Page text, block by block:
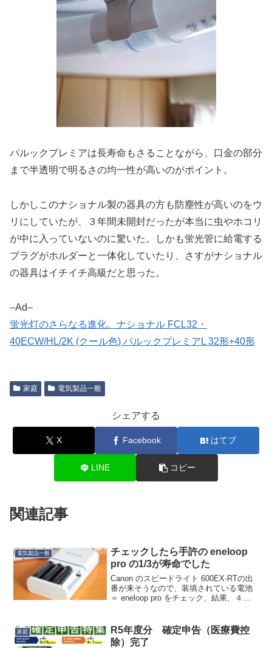
パルックプレミアは長寿命もさることながら、口金の部分
まで半透明で明るさの均一性が高いのがポイント。
しかしこのナショナル製の器具の方も防塵性が高いのをウ
リにしていたが、３年間未開封だったが本当に虫やホコリ
が中に入っていないのに驚いた。しかも蛍光管に給電する
プラグがホルダーと一体化していたり、さすがナショナル
の器具はイチイチ高級だと思った。
–Ad–
蛍光灯のさらなる進化。ナショナル FCL32・
40ECW/HL/2K (クール色) パルックプレミアL 32形+40形
家庭 電気製品一般
シェアする
X Facebook はてブ
LINE コピー
関連記事
電気製品一般
チェックしたら手許の eneloop
pro の1/3が寿命でした
Canon のスピードライト 600EX-RTの出
番が来そうなので、装填されている電池
＝ eneloop pro をチェック、結果、４本
命を迎える頃か…と...
家庭
R5年度分 確定申告（医療費控
除）完了